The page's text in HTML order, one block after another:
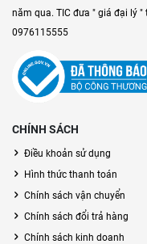
năm qua. TIC đưa " giá đại lý
0976115555
CHÍNH SÁCH
Điều khoản sử dụng
Hình thức thanh toán
Chính sách vận chuyển
Chính sách đổi trả hàng
Chính sách kinh doanh